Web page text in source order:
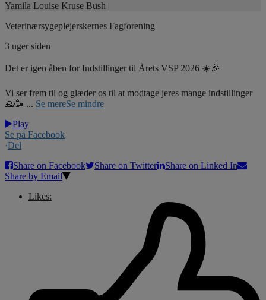
Yamila Louise Kruse Bush
Veterinærsygeplejerskernes Fagforening
3 uger siden
Det er igen åben for Indstillinger til Årets VSP 2026 ☀️🎉
Vi ser frem til og glæder os til at modtage jeres mange indstillinger
🙏🥳 ... Se mereSe mindre
Play
Se på Facebook
·Del
Share on Facebook
Share on Twitter
Share on Linked In
Share by Email
Likes: